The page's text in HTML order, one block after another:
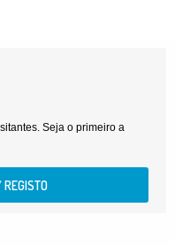
Seja o primeiro a